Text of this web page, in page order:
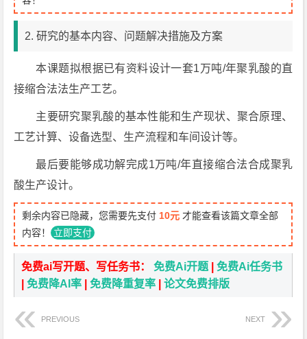
2. 研究的基本内容、问题解决措施及方案
本课题拟根据已有资料设计一套1万吨/年聚乳酸的直
接缩合法法生产工艺。
主要研究聚乳酸的基本性能和生产现状、聚合原理、
工艺计算、设备选型、生产流程和车间设计等。
最后要能够成功解完成1万吨/年直接缩合法合成聚乳
酸生产设计。
剩余内容已隐藏，您需要先支付 10元 才能查看该篇文章全部
内容！ 立即支付
免费ai写开题、写任务书：免费Ai开题 |免费Ai任务书
|免费降AI率 |免费降重复率 |论文免费排版
PREVIOUS NEXT